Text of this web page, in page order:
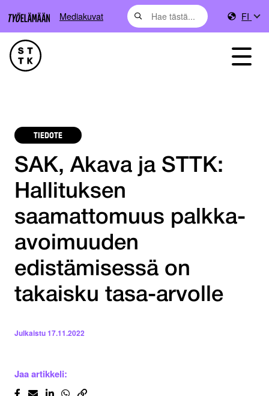
Mediakuvat FI
TIEDOTE
SAK, Akava ja STTK:
Hallituksen
saamattomuus palkka-
avoimuuden
edistämisessä on
takaisku tasa-arvolle
Julkaistu17.11.2022
Jaa artikkeli: